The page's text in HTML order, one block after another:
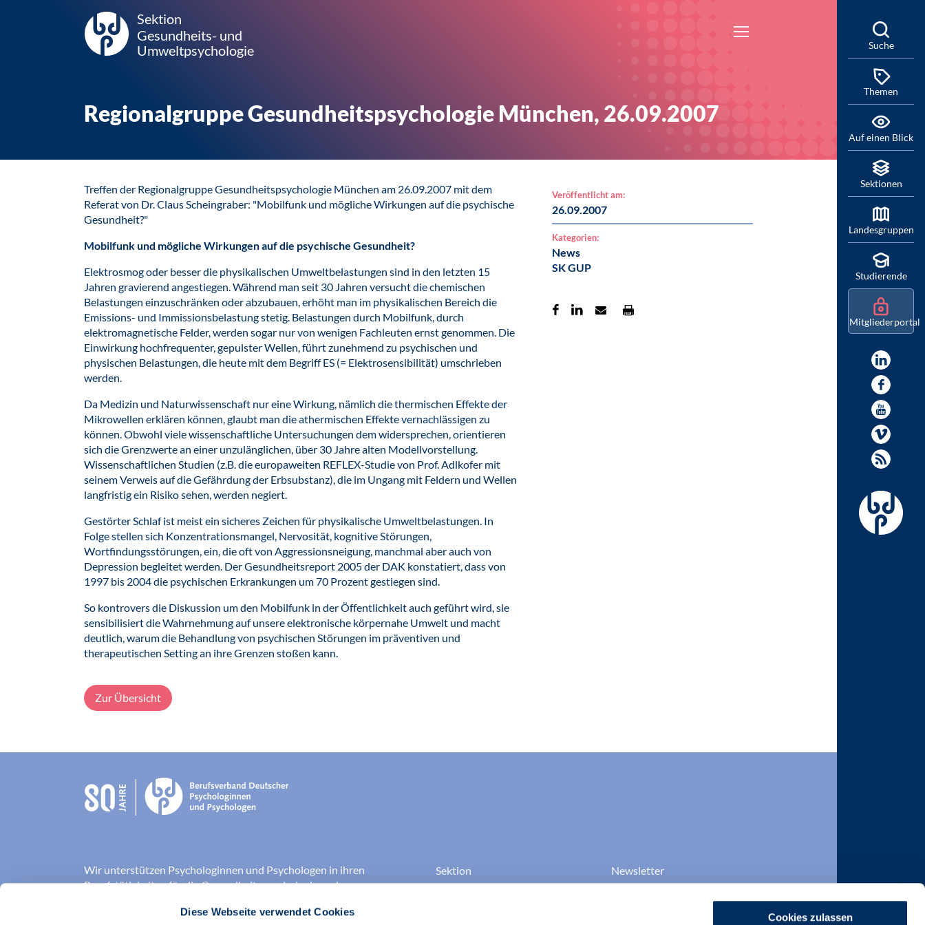
Diese Webseite verwendet Cookies Cookies zulassen
Sektion
Gesundheits- und
Umweltpsychologie
Regionalgruppe Gesundheitspsychologie München, 26.09.2007
Treffen der Regionalgruppe Gesundheitspsychologie München am 26.09.2007 mit dem
Referat von Dr. Claus Scheingraber: "Mobilfunk und mögliche Wirkungen auf die psychische
Gesundheit?"
Mobilfunk und mögliche Wirkungen auf die psychische Gesundheit?
Elektrosmog oder besser die physikalischen Umweltbelastungen sind in den letzten 15
Jahren gravierend angestiegen. Während man seit 30 Jahren versucht die chemischen
Belastungen einzuschränken oder abzubauen, erhöht man im physikalischen Bereich die
Emissions- und Immissionsbelastung stetig. Belastungen durch Mobilfunk, durch
elektromagnetische Felder, werden sogar nur von wenigen Fachleuten ernst genommen. Die
Einwirkung hochfrequenter, gepulster Wellen, führt zunehmend zu psychischen und
physischen Belastungen, die heute mit dem Begriff ES (= Elektrosensibilität) umschrieben
werden.
Da Medizin und Naturwissenschaft nur eine Wirkung, nämlich die thermischen Effekte der
Mikrowellen erklären können, glaubt man die athermischen Effekte vernachlässigen zu
können. Obwohl viele wissenschaftliche Untersuchungen dem widersprechen, orientieren
sich die Grenzwerte an einer unzulänglichen, über 30 Jahre alten Modellvorstellung.
Wissenschaftlichen Studien (z.B. die europaweiten REFLEX-Studie von Prof. Adlkofer mit
seinem Verweis auf die Gefährdung der Erbsubstanz), die im Ungang mit Feldern und Wellen
langfristig ein Risiko sehen, werden negiert.
Gestörter Schlaf ist meist ein sicheres Zeichen für physikalische Umweltbelastungen. In
Folge stellen sich Konzentrationsmangel, Nervosität, kognitive Störungen,
Wortfindungsstörungen, ein, die oft von Aggressionsneigung, manchmal aber auch von
Depression begleitet werden. Der Gesundheitsreport 2005 der DAK konstatiert, dass von
1997 bis 2004 die psychischen Erkrankungen um 70 Prozent gestiegen sind.
So kontrovers die Diskussion um den Mobilfunk in der Öffentlichkeit auch geführt wird, sie
sensibilisiert die Wahrnehmung auf unsere elektronische körpernahe Umwelt und macht
deutlich, warum die Behandlung von psychischen Störungen im präventiven und
therapeutischen Setting an ihre Grenzen stoßen kann.
Veröffentlicht am:
26.09.2007
Kategorien:
News
SK GUP
Zur Übersicht
Wir unterstützen Psychologinnen und Psychologen in ihren
Berufstätigkeiten für die Gesundheitspsychologie und
Wir präsentieren Gesundheitspsychologie und Umweltpsychologie
Sektion Newsletter
Suche
Themen
Auf einen Blick
Sektionen
Landesgruppen
Studierende
Mitgliederportal